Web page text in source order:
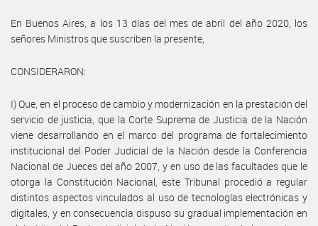
En Buenos Aires, a los 13 días del mes de abril del año 2020, los
señores Ministros que suscriben la presente,
CONSIDERARON:
I) Que, en el proceso de cambio y modernización en la prestación del
servicio de justicia, que la Corte Suprema de Justicia de la Nación
viene desarrollando en el marco del programa de fortalecimiento
institucional del Poder Judicial de la Nación desde la Conferencia
Nacional de Jueces del año 2007, y en uso de las facultades que le
otorga la Constitución Nacional, este Tribunal procedió a regular
distintos aspectos vinculados al uso de tecnologías electrónicas y
digitales, y en consecuencia dispuso su gradual implementación en